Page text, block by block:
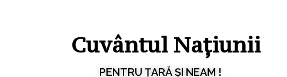
Cuvântul Națiunii
PENTRU ȚARĂ ȘI NEAM !